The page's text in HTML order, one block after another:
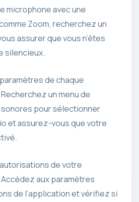
microphone avec une
Zoom, recherchez un
assurer que vous n’êtes
silencieux.
de chaque
un menu de
pour sélectionner
et assurez-vous que votre
de votre
aux paramètres
de l’application et vérifiez si